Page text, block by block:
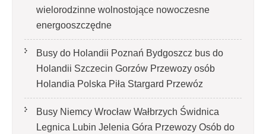
wielorodzinne wolnostojące nowoczesne
energooszczędne
Busy do Holandii Poznań Bydgoszcz bus do
Holandii Szczecin Gorzów Przewozy osób
Holandia Polska Piła Stargard Przewóz
Busy Niemcy Wrocław Wałbrzych Świdnica
Legnica Lubin Jelenia Góra Przewozy Osób do